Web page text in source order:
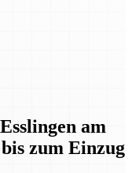
am
zum Einzug